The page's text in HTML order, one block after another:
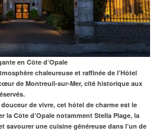
en Côte d’Opale
chaleureuse et raffinée de l’Hôtel
de Montreuil-sur-Mer, cité historique aux
de vivre, cet hôtel de charme est le
la Côte d’Opalenotamment Stella Plage, la
savourer une cuisine généreuse dans l’un de